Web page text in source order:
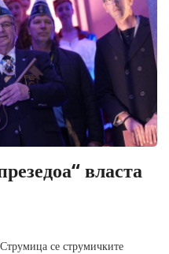
власта
се струмичките